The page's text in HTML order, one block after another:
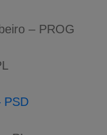
– PROG
PSD